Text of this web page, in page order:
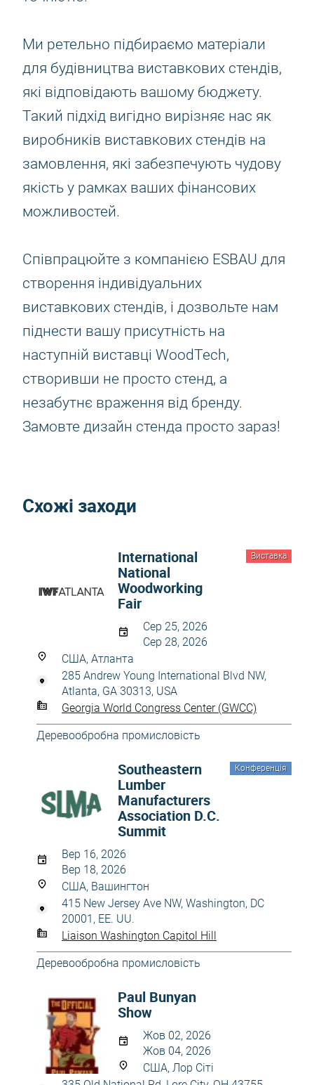
Ми ретельно підбираємо матеріали
для будівництва виставкових стендів,
які відповідають вашому бюджету.
Такий підхід вигідно вирізняє нас як
виробників виставкових стендів на
замовлення, які забезпечують чудову
якість у рамках ваших фінансових
можливостей.
Співпрацюйте з компанією ESBAU для
створення індивідуальних
виставкових стендів, і дозвольте нам
піднести вашу присутність на
наступній виставці WoodTech,
створивши не просто стенд, а
незабутнє враження від бренду.
Замовте дизайн стенда просто зараз!
Схожі заходи
Виставка
International
National
Woodworking
Fair
Сер 25, 2026
Сер 28, 2026
США, Атланта
285 Andrew Young International Blvd NW,
Atlanta, GA 30313, USA
Georgia World Congress Center (GWCC)
Деревообробна промисловість
Конференція
Southeastern
Lumber
Manufacturers
Association D.C.
Summit
Вер 16, 2026
Вер 18, 2026
США, Вашингтон
415 New Jersey Ave NW, Washington, DC
20001, EE. UU.
Liaison Washington Capitol Hill
Деревообробна промисловість
Paul Bunyan
Show
Жов 02, 2026
Жов 04, 2026
США, Лор Сіті